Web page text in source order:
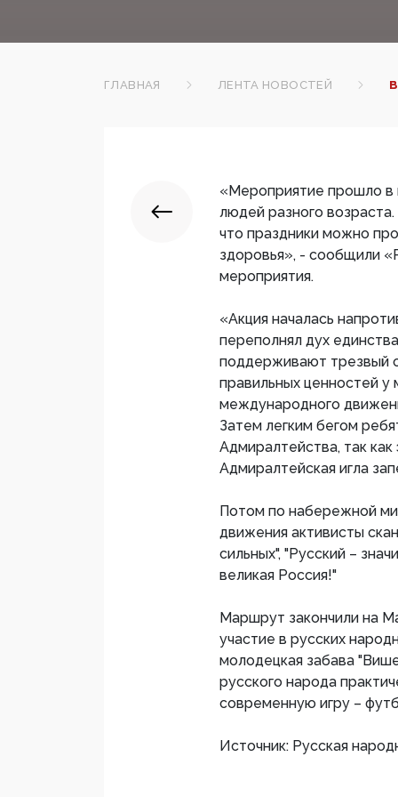
ГЛАВНАЯ ЛЕНТА НОВОСТЕЙ
«Мероприятие прошло в
людей разного
что праздники можно
здоровья», - сообщили
мероприятия.
«Акция началась
переполнял дух
поддерживают трезвый
правильных ценностей у
международного
Затем легким бегом
Адмиралтейства, так
Адмиралтейская игла
Потом по набережной
движения активисты
сильных", "Русский –
великая Россия!"
Маршрут закончили на
участие в русских
молодецкая забава
русского народа
современную игру –
Источник: Русская